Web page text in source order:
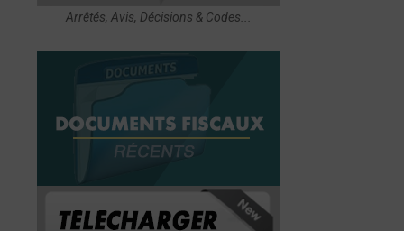
Arrêtés, Avis, Décisions & Codes...